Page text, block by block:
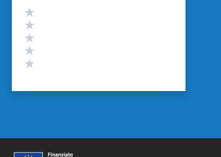
Valutazione